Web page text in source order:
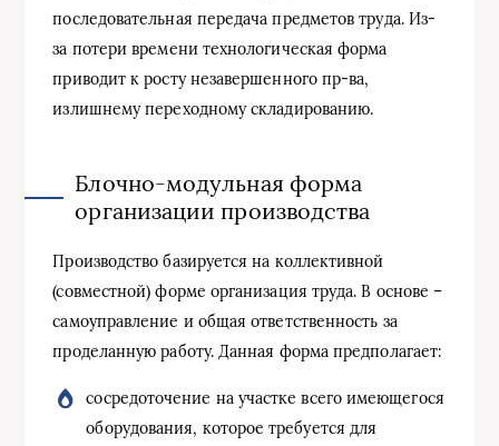
последовательная передача предметов труда. Из-
за потери времени технологическая форма
приводит к росту незавершенного пр-ва,
излишнему переходному складированию.
Блочно-модульная форма
организации производства
Производство базируется на коллективной
(совместной) форме организация труда. В основе –
самоуправление и общая ответственность за
проделанную работу. Данная форма предполагает:
сосредоточение на участке всего имеющегося
оборудования, которое требуется для